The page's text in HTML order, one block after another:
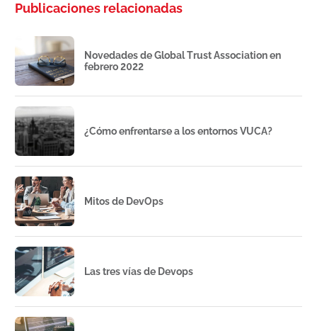
Publicaciones relacionadas
Novedades de Global Trust Association en
febrero 2022
¿Cómo enfrentarse a los entornos VUCA?
Mitos de DevOps
Las tres vías de Devops